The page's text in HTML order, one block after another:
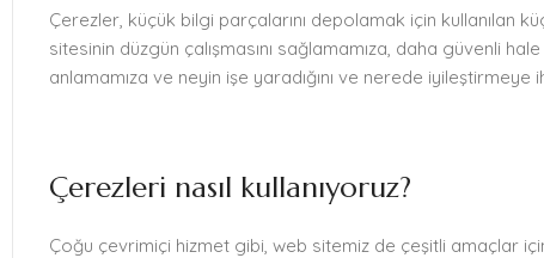
Çerezler, küçük bilgi parçalarını depolamak için kullanılan
sitesinin düzgün çalışmasını sağlamamıza, daha güvenli
anlamamıza ve neyin işe yaradığını ve nerede
Çerezleri nasıl kullanıyoruz?
Çoğu çevrimiçi hizmet gibi, web sitemiz de çeşitli amaçlar